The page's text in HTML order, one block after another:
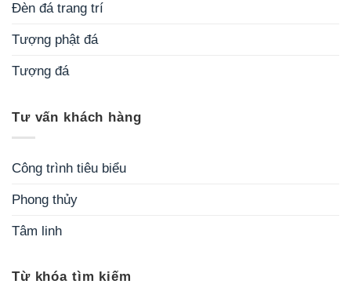
Đèn đá trang trí
Tượng phật đá
Tượng đá
Tư vấn khách hàng
Công trình tiêu biểu
Phong thủy
Tâm linh
Từ khóa tìm kiếm